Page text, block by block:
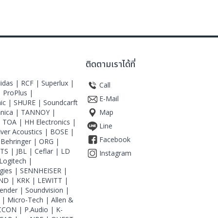
| RCF | Superlux |
ProPlus |
| SHURE | Soundcarft
| TANNOY |
TOA | HH Electronics |
Acoustics | BOSE |
Behringer | ORG |
| JBL | Ceflar | LD
Logitech |
| SENNHEISER |
| KRK | LEWITT |
| Soundvision |
| Micro-Tech | Allen &
| P.Audio | K-
ติดตามเราได้ที่
Call
E-Mail
Map
Line
Facebook
Instagram